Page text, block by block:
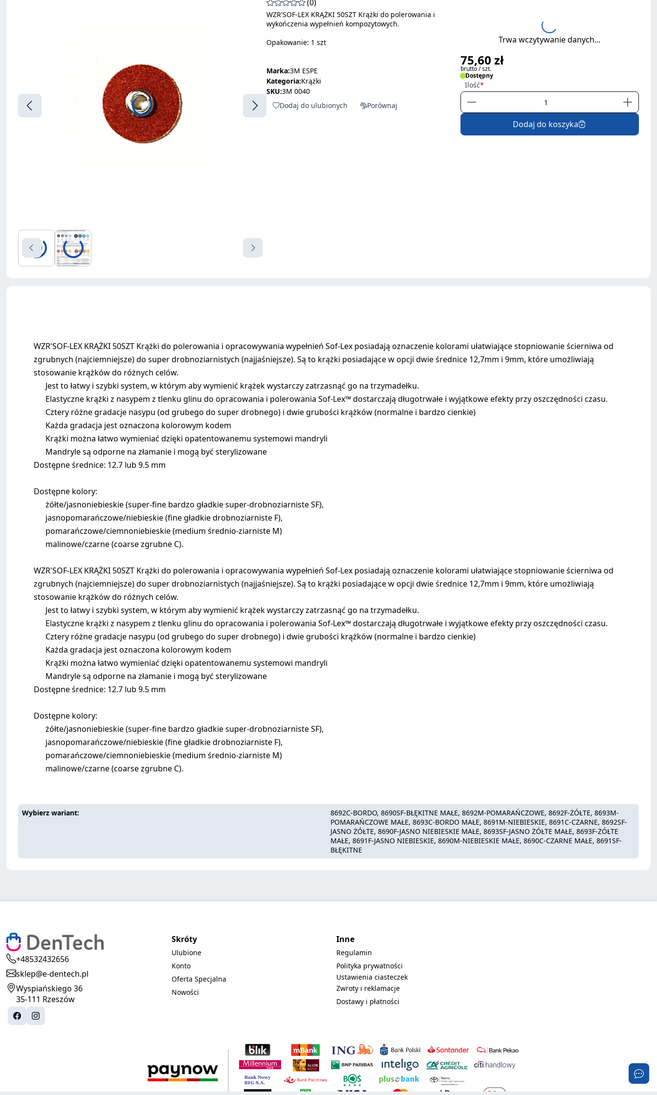
(0)
WZR'SOF-LEX KRĄŻKI 50SZT Krążki do polerowania i
wykończenia wypełnień kompozytowych.
Opakowanie: 1 szt
Marka:3M ESPE
Kategoria:Krążki
SKU:3M 0040
Dodaj do ulubionych
Porównaj
Trwa wczytywanie danych...
75,60 zł
brutto / szt.
Dostępny
Ilość
Dodaj do koszyka
WZR'SOF-LEX KRĄŻKI 50SZT Krążki do polerowania i opracowywania wypełnień Sof-Lex posiadają oznaczenie kolorami ułatwiające stopniowanie ścierniwa od
zgrubnych (najciemniejsze) do super drobnoziarnistych (najjaśniejsze). Są to krążki posiadające w opcji dwie średnice 12,7mm i 9mm, które umożliwiają
stosowanie krążków do różnych celów.
Jest to łatwy i szybki system, w którym aby wymienić krążek wystarczy zatrzasnąć go na trzymadełku.
Elastyczne krążki z nasypem z tlenku glinu do opracowania i polerowania Sof-Lex™ dostarczają długotrwałe i wyjątkowe efekty przy oszczędności czasu.
Cztery różne gradacje nasypu (od grubego do super drobnego) i dwie grubości krążków (normalne i bardzo cienkie)
Każda gradacja jest oznaczona kolorowym kodem
Krążki można łatwo wymieniać dzięki opatentowanemu systemowi mandryli
Mandryle są odporne na złamanie i mogą być sterylizowane
Dostępne średnice: 12.7 lub 9.5 mm
Dostępne kolory:
żółte/jasnoniebieskie (super-fine bardzo gładkie super-drobnoziarniste SF),
jasnopomarańczowe/niebieskie (fine gładkie drobnoziarniste F),
pomarańczowe/ciemnoniebieskie (medium średnio-ziarniste M)
malinowe/czarne (coarse zgrubne C).
WZR'SOF-LEX KRĄŻKI 50SZT Krążki do polerowania i opracowywania wypełnień Sof-Lex posiadają oznaczenie kolorami ułatwiające stopniowanie ścierniwa od
zgrubnych (najciemniejsze) do super drobnoziarnistych (najjaśniejsze). Są to krążki posiadające w opcji dwie średnice 12,7mm i 9mm, które umożliwiają
stosowanie krążków do różnych celów.
Jest to łatwy i szybki system, w którym aby wymienić krążek wystarczy zatrzasnąć go na trzymadełku.
Elastyczne krążki z nasypem z tlenku glinu do opracowania i polerowania Sof-Lex™ dostarczają długotrwałe i wyjątkowe efekty przy oszczędności czasu.
Cztery różne gradacje nasypu (od grubego do super drobnego) i dwie grubości krążków (normalne i bardzo cienkie)
Każda gradacja jest oznaczona kolorowym kodem
Krążki można łatwo wymieniać dzięki opatentowanemu systemowi mandryli
Mandryle są odporne na złamanie i mogą być sterylizowane
Dostępne średnice: 12.7 lub 9.5 mm
Dostępne kolory:
żółte/jasnoniebieskie (super-fine bardzo gładkie super-drobnoziarniste SF),
jasnopomarańczowe/niebieskie (fine gładkie drobnoziarniste F),
pomarańczowe/ciemnoniebieskie (medium średnio-ziarniste M)
malinowe/czarne (coarse zgrubne C).
Wybierz wariant
8692C-BORDO, 8690SF-BŁĘKITNE MAŁE, 8692M-POMARAŃCZOWE, 8692F-ŻÓŁTE, 8693M-
POMARAŃCZOWE MAŁE, 8693C-BORDO MAŁE, 8691M-NIEBIESKIE, 8691C-CZARNE, 8692SF-
JASNO ŻÓŁTE, 8690F-JASNO NIEBIESKIE MAŁE, 8693SF-JASNO ŻÓŁTE MAŁE, 8693F-ŻÓŁTE
MAŁE, 8691F-JASNO NIEBIESKIE, 8690M-NIEBIESKIE MAŁE, 8690C-CZARNE MAŁE, 8691SF-
BŁĘKITNE
+48532432656
sklep@e-dentech.pl
Wyspiańskiego 36
35-111 Rzeszów
Skróty
Ulubione
Konto
Oferta Specjalna
Nowości
Inne
Regulamin
Polityka prywatności
Ustawienia ciasteczek
Zwroty i reklamacje
Dostawy i płatności